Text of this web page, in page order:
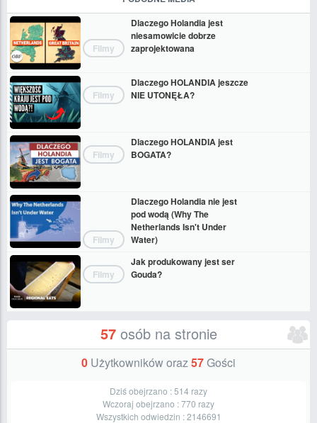
Filmy
Dlaczego Holandia jest
niesamowicie dobrze
zaprojektowana
Filmy
Dlaczego HOLANDIA jeszcze
NIE UTONĘŁA?
Filmy
Dlaczego HOLANDIA jest
BOGATA?
Filmy
Dlaczego Holandia nie jest
pod wodą (Why The
Netherlands Isn't Under
Water)
Filmy
Jak produkowany jest ser
Gouda?
57osób na stronie
0 Użytkowników oraz57Gości
Dziś obejrzano :514 razy
Wczoraj obejrzano :770 razy
Wszystkich odwiedzin :2146691